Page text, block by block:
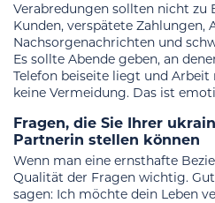
Verabredungen sollten nicht zu
Kunden, verspätete Zahlungen,
Nachsorgenachrichten und
Es sollte Abende geben, an
Telefon beiseite liegt und Arbeit
keine Vermeidung. Das ist
Fragen, die Sie Ihrer
Partnerin stellen können
Wenn man eine ernsthafte
Qualität der Fragen wichtig.
sagen: Ich möchte dein Leben